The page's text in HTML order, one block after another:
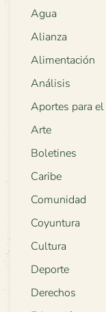
Agua
Alianza
Alimentación
Análisis
Aportes para
Arte
Boletines
Caribe
Comunidad
Coyuntura
Cultura
Deporte
Derechos